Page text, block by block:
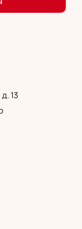
уделив
будут
электронную
13